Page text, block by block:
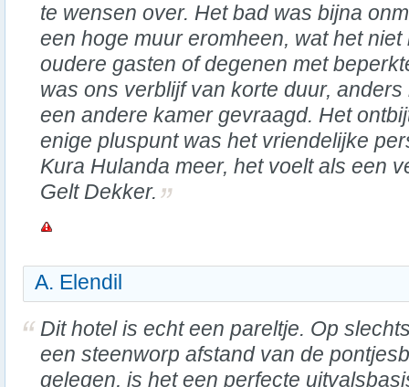
te wensen over. Het bad was bijna
een hoge muur eromheen, wat het
oudere gasten of degenen met
was ons verblijf van korte duur,
een andere kamer gevraagd. Het
enige pluspunt was het vriendelijke
Kura Hulanda meer, het voelt als een
Gelt Dekker.
A. Elendil
Dit hotel is echt een pareltje. Op
een steenworp afstand van de
gelegen, is het een perfecte